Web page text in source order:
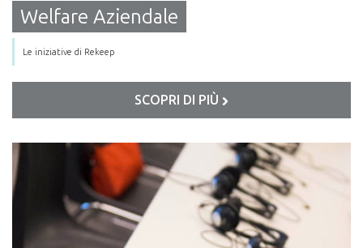
Welfare Aziendale
Le iniziative di Rekeep
SCOPRI DI PIÙ